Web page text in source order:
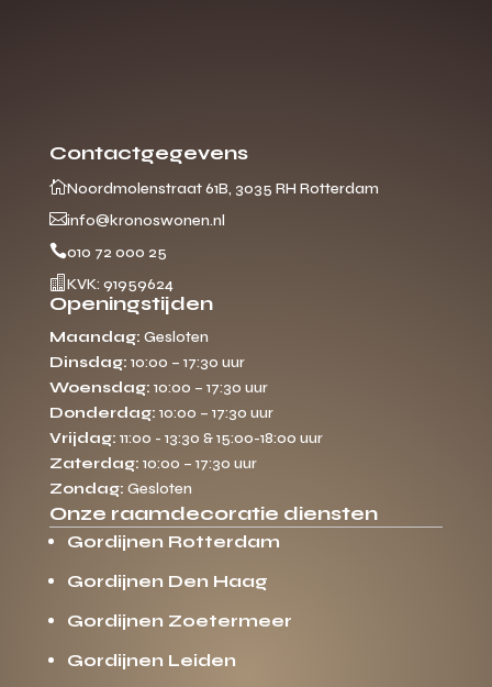
Contactgegevens
Noordmolenstraat 61B, 3035 RH Rotterdam
info@kronoswonen.nl
010 72 000 25
 KVK: 91959624
Openingstijden
Maandag: Gesloten
Dinsdag: 10:00 – 17:30 uur
Woensdag: 10:00 – 17:30 uur
Donderdag: 10:00 – 17:30 uur
Vrijdag: 11:00 - 13:30 & 15:00-18:00 uur
Zaterdag: 10:00 – 17:30 uur
Zondag: Gesloten
Onze raamdecoratie diensten
Gordijnen Rotterdam
Gordijnen Den Haag
Gordijnen Zoetermeer
Gordijnen Leiden